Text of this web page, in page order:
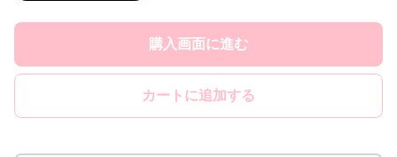
購入画面に進む
カートに追加する